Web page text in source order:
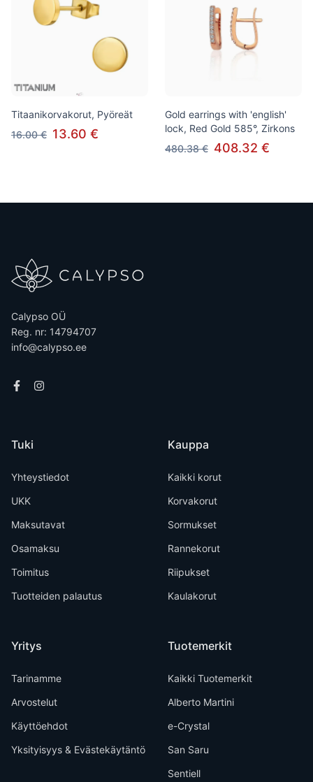
Titaanikorvakorut, Pyöreät
16.00 € 13.60 €
Gold earrings with 'english'
lock, Red Gold 585°, Zirkons
480.38 € 408.32 €
Calypso OÜ
Reg. nr: 14794707
info@calypso.ee
Tuki
Yhteystiedot
UKK
Maksutavat
Osamaksu
Toimitus
Tuotteiden palautus
Yritys
Tarinamme
Arvostelut
Käyttöehdot
Yksityisyys & Evästekäytäntö
Kauppa
Kaikki korut
Korvakorut
Sormukset
Rannekorut
Riipukset
Kaulakorut
Tuotemerkit
Kaikki Tuotemerkit
Alberto Martini
e-Crystal
San Saru
Sentiell